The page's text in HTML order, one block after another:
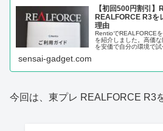
【初回500円割引
REALFORCE R3を
理由
RentioでREALFORCE
を紹介しました。高価
を安価で自分の環境で
sensai-gadget.com
今回は、東プレ REALFORCE R3